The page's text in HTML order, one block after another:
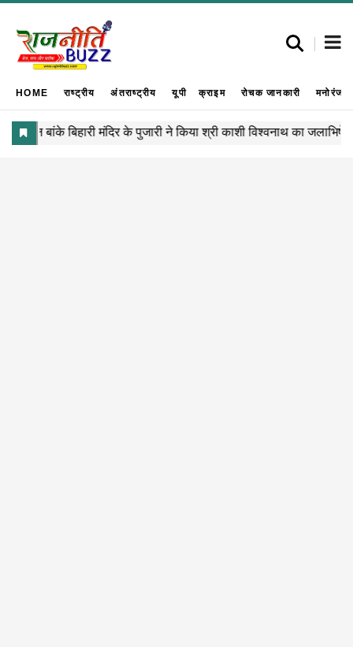
HOME राष्ट्रीय अंतराष्ट्रीय यूपी क्राइम रोचक जानकारी मनोरंजन